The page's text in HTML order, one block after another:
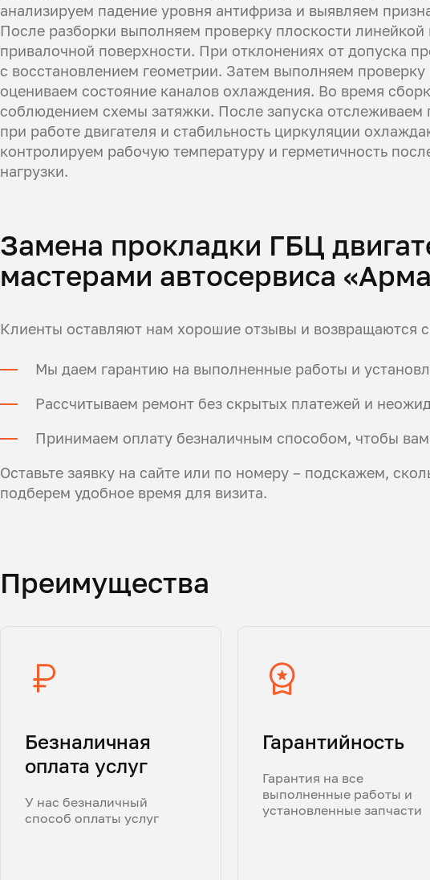
анализируем падение уровня антифриза и выявляем
После разборки выполняем проверку плоскости
привалочной поверхности. При отклонениях от допуска
с восстановлением геометрии. Затем выполняем
оцениваем состояние каналов охлаждения. Во время
соблюдением схемы затяжки. После запуска отслеживаем
при работе двигателя и стабильность циркуляции
контролируем рабочую температуру и герметичность
нагрузки.
Замена прокладки ГБЦ
мастерами автосервиса
Клиенты оставляют нам хорошие отзывы и возвращаются
Мы даем гарантию на выполненные работы и
Рассчитываем ремонт без скрытых платежей и
Принимаем оплату безналичным способом, чтобы
Оставьте заявку на сайте или по номеру – подскажем,
подберем удобное время для визита.
Преимущества
Безналичная
оплата услуг
У нас безналичный
способ оплаты услуг
Гарантийность
Гарантия на все
выполненные работы и
установленные запчасти